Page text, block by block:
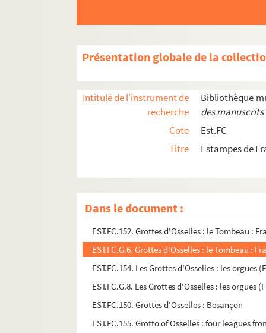
Présentation globale de la
Intitulé de l'instrument de
recherche
Bibliothèque
des
Cote
Est.FC
Titre
Estampes de
Dans le document :
EST.FC.P.300. Un gros lot
EST.FC.84. Grotte de la source du Léson sic :
EST.FC.85. Grotte de la source du Léson sic :
EST.FC.40. Grotte sur les bords des bassins du
EST.FC.41. Grotte sur les bords des bassins du
EST.FC.428. Grottes de Baume (Jura
EST.FC.153. Les Grottes d'Osselles (Franche-
EST.FC.G.7. Les Grottes d'Osselles (Franche-
EST.FC.151. Grottes d'Osselles : le Tombeau :
EST.FC.152. Grottes d'Osselles : le Tombeau :
EST.FC.G.6. Grottes d'Osselles : le Tombeau :
EST.FC.154. Les Grottes d'Osselles : les orgues
EST.FC.G.8. Les Grottes d'Osselles : les orgues
EST.FC.150. Grottes d'Osselles ; Besançon
EST.FC.155. Grotto of Osselles : four leagues